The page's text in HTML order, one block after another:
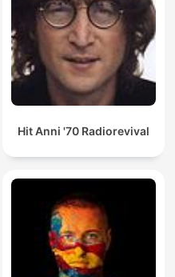
Hit Anni '70 Radiorevival